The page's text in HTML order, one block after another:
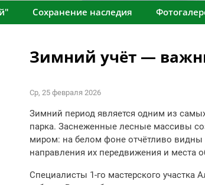
Сохранение наследия
Зимний учёт —
Ср, 25 февраля 2026
Зимний период является одним из
парка. Заснеженные лесные массивы
миром: на белом фоне отчётливо видны
направления их передвижения и места
Специалисты 1-го мастерского участка